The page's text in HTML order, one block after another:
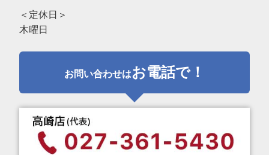
＜定休日＞
木曜日
お問い合わせはお電話で！